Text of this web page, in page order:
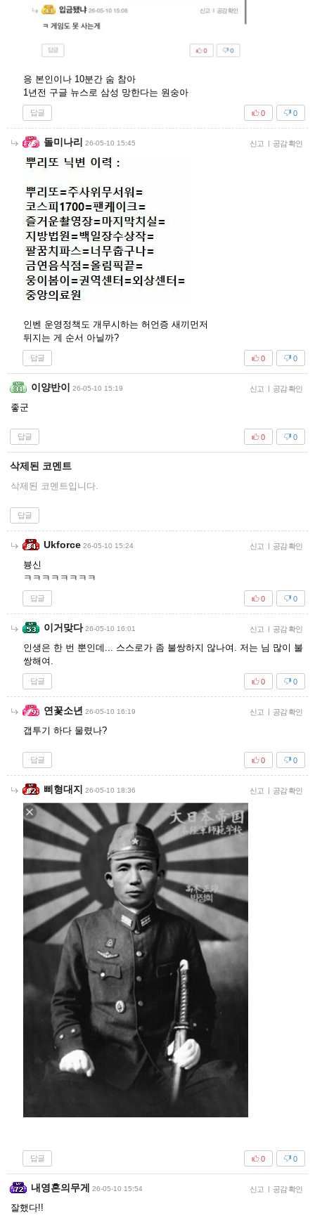
응 본인이나 10분간 숨 참아
1년전 구글 뉴스로 삼성 망한다는 원숭아
답글 0
0
돌미나리 26-05-10 15:45 신고 | 공감 확인
인벤 운영정책도 개무시하는 허언증 새끼먼저
뒤지는 게 순서 아닐까?
답글 0
0
이양반이 26-05-10 15:19 신고 | 공감 확인
좋군
답글 0
0
삭제된 코멘트
삭제된 코멘트입니다.
답글
Ukforce 26-05-10 15:24 신고 | 공감 확인
븅신
ㅋㅋㅋㅋㅋㅋㅋㅋ
답글 0
0
이거맞다 26-05-10 16:01 신고 | 공감 확인
인생은 한 번 뿐인데... 스스로가 좀 불쌍하지 않나여. 저는 님 많이 불
쌍해여.
답글 0
0
연꽃소년 26-05-10 16:19 신고 | 공감 확인
갭투기 하다 물렸나?
답글 0
0
삐형대지 26-05-10 18:36 신고 | 공감 확인
답글 0
0
내영혼의무게 26-05-10 15:54 신고 | 공감 확인
잘했다!!